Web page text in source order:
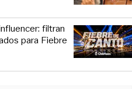
filtran
para Fiebre